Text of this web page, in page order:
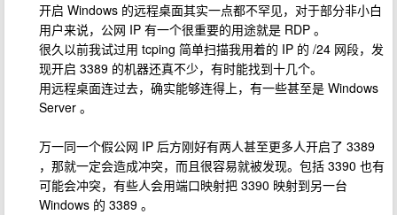
开启 Windows 的远程桌面其实一点都不罕见，对于部分非小白
用户来说，公网 IP 有一个很重要的用途就是 RDP 。
很久以前我试过用 tcping 简单扫描我用着的 IP 的 /24 网段，发
现开启 3389 的机器还真不少，有时能找到十几个。
用远程桌面连过去，确实能够连得上，有一些甚至是 Windows
Server 。
万一同一个假公网 IP 后方刚好有两人甚至更多人开启了 3389
，那就一定会造成冲突，而且很容易就被发现。包括 3390 也有
可能会冲突，有些人会用端口映射把 3390 映射到另一台
Windows 的 3389 。